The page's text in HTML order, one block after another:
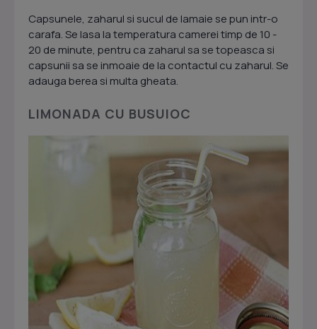
Capsunele, zaharul si sucul de lamaie se pun intr-o
carafa. Se lasa la temperatura camerei timp de 10 -
20 de minute, pentru ca zaharul sa se topeasca si
capsunii sa se inmoaie de la contactul cu zaharul. Se
adauga berea si multa gheata.
LIMONADA CU BUSUIOC